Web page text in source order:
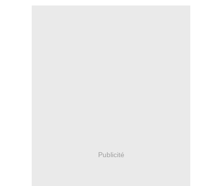
Publicité